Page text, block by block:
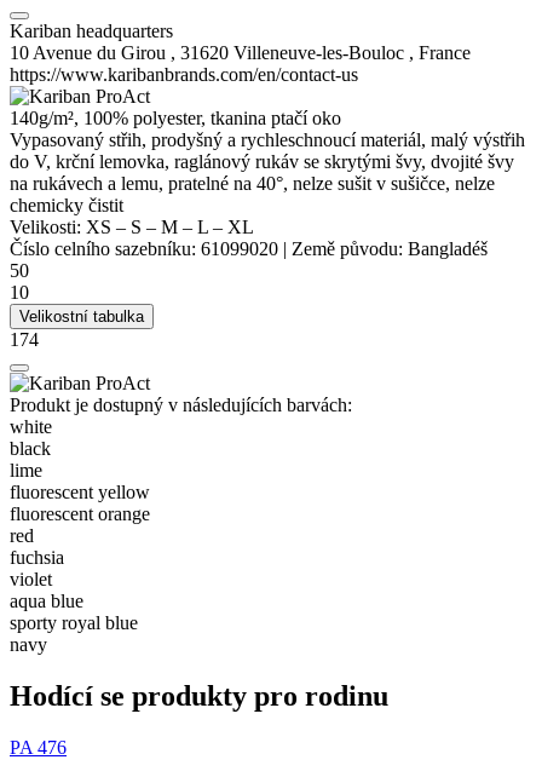
Kariban headquarters
10 Avenue du Girou , 31620 Villeneuve-les-Bouloc , France
https://www.karibanbrands.com/en/contact-us
140g/m², 100% polyester, tkanina ptačí oko
Vypasovaný střih, prodyšný a rychleschnoucí materiál, malý výstřih
do V, krční lemovka, raglánový rukáv se skrytými švy, dvojité švy
na rukávech a lemu, pratelné na 40°, nelze sušit v sušičce, nelze
chemicky čistit
Velikosti: XS – S – M – L – XL
Číslo celního sazebníku: 61099020 | Země původu: Bangladéš
50
10
Velikostní tabulka
174
Produkt je dostupný v následujících barvách:
white
black
lime
fluorescent yellow
fluorescent orange
red
fuchsia
violet
aqua blue
sporty royal blue
navy
Hodící se produkty pro rodinu
PA 476